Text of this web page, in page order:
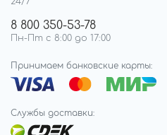
8 800 350-53-78
Пн-Пт с 8:00 до 17:00
Принимаем банковские карты:
Службы доставки: